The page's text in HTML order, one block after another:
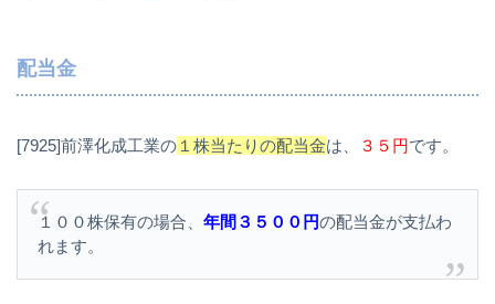
配当金
[7925]前澤化成工業の １株当たりの配当金は、 ３５円です。
１００株保有の場合、 年間３５００円の配当金が支払わ
れます。